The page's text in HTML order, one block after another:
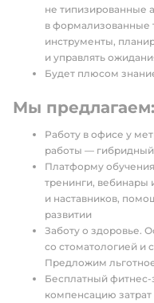
не типизированные
в формализованные
инструменты,
и управлять
Будет плюсом
Мы предлагаем:
Работу в офисе у
работы — гибридный
Платформу обучения
тренинги, вебинары
и наставников,
развитии
Заботу о
со стоматологией и
Предложим
Бесплатный фитнес-
компенсацию затрат